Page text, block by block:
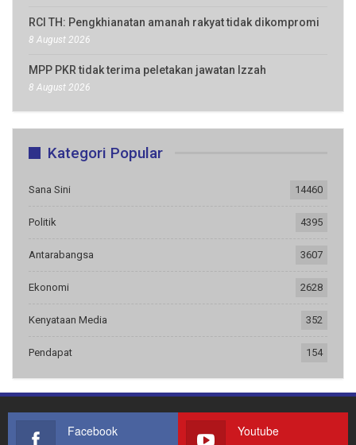
RCI TH: Pengkhianatan amanah rakyat tidak dikompromi
8 August 2026
MPP PKR tidak terima peletakan jawatan Izzah
8 August 2026
Kategori Popular
Sana Sini 14460
Politik 4395
Antarabangsa 3607
Ekonomi 2628
Kenyataan Media 352
Pendapat 154
Facebook Youtube